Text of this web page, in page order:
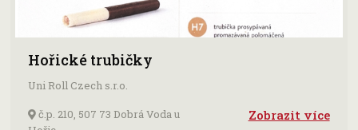
Hořické trubičky
Uni Roll Czech s.r.o.
č.p. 210, 507 73 Dobrá Voda u
Zobrazit více